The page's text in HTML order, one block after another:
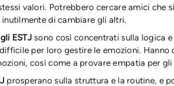
valori. Potrebbero cercare amici che
di cambiare gli altri.
gli ESTJ sono così concentrati sulla logica
per loro gestire le emozioni.
così come a provare empatia per gli
prosperano sulla struttura e la routine, e